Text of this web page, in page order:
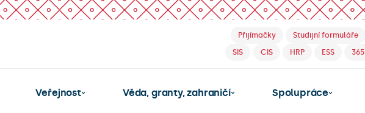
Přijímačky Studijní formuláře
SIS
CIS HRP ESS 365
Veřejnost Věda, granty, zahraničí Spolupráce